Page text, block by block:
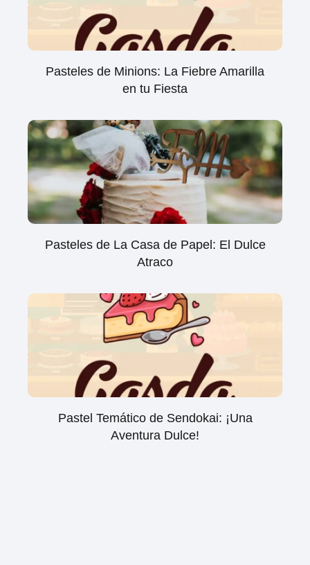
Pasteles de Minions: La Fiebre Amarilla
en tu Fiesta
Pasteles de La Casa de Papel: El Dulce
Atraco
Pastel Temático de Sendokai: ¡Una
Aventura Dulce!